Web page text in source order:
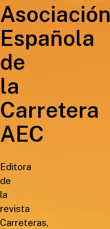
Asociación
Española
de
la
Carretera
AEC
Editora
de
la
revista
Carreteras,